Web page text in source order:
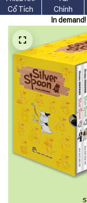
Cổ Tích
Chính
In demand!